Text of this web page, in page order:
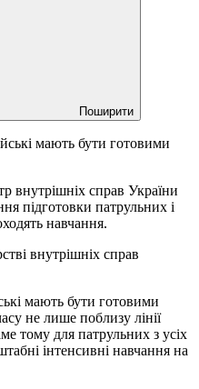
Поширити
мають бути готовими
внутрішніх справ України
підготовки патрульних і
навчання.
внутрішніх справ
мають бути готовими
не лише поблизу лінії
тому для патрульних з усіх
інтенсивні навчання на